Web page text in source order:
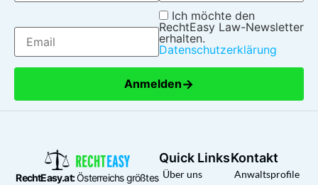
Ich möchte den
RechtEasy Law-Newsletter
erhalten.
Datenschutzerklärung
Anmelden→
RechtEasy.at:Österreichs größtes
Quick Links
Über uns
Kontakt
Anwaltsprofile